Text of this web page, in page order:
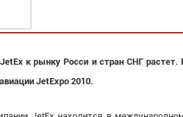
JetEx к рынку Росси и стран СНГ
JetExpo 2010.